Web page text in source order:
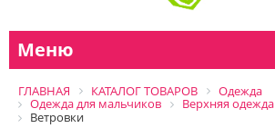
Меню
ГЛАВНАЯ КАТАЛОГ ТОВАРОВ
Одежда
Одежда для мальчиков
Верхняя одежда
Ветровки